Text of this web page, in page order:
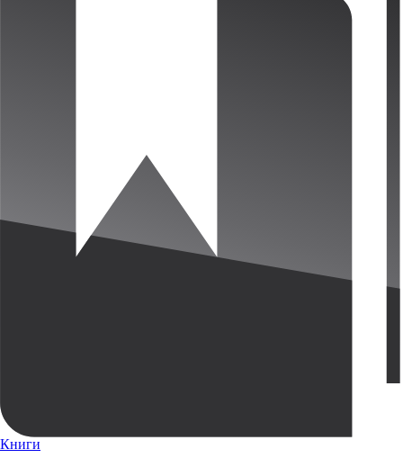
Книги